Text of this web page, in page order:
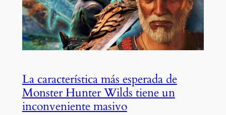
La característica más esperada de
Monster Hunter Wilds tiene un
inconveniente masivo